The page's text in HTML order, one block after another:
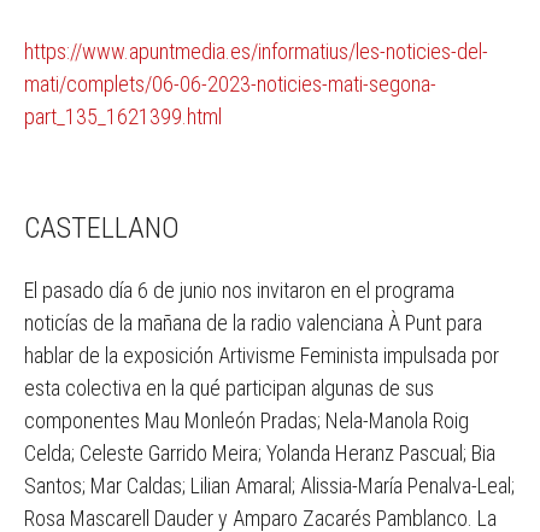
https://www.apuntmedia.es/informatius/les-noticies-del-
mati/complets/06-06-2023-noticies-mati-segona-
part_135_1621399.html
CASTELLANO
El pasado día 6 de junio nos invitaron en el programa
noticías de la mañana de la radio valenciana À Punt para
hablar de la exposición Artivisme Feminista impulsada por
esta colectiva en la qué participan algunas de sus
componentes Mau Monleón Pradas; Nela-Manola Roig
Celda; Celeste Garrido Meira; Yolanda Heranz Pascual; Bia
Santos; Mar Caldas; Lilian Amaral; Alissia-María Penalva-Leal;
Rosa Mascarell Dauder y Amparo Zacarés Pamblanco. La